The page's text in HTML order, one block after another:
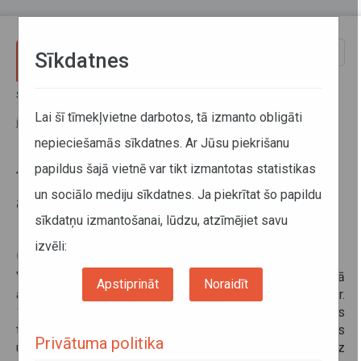
Sākums
jūlija
Transportlīdzekļu pārbaudes uz
autoceļiem Gruzijā no 2025. gada
1. jūlija
01. jūlijs 2025
Valsts SIA “Autotransporta direkcija” informē, ka saskaņā
ar Gruzijas valdības 2025. gada 22. janvāra dekrētu Nr.
18 no 2025. gada 1. jūlija Gruzijā tiek ieviestas
transportlīdzekļu pārbaudes uz autoceļiem, pamatojoties
uz spēkā esošo regulējumu “Noteikumi par pārbaudēm uz
Sīkdatnes
Lai šī tīmekļvietne darbotos, tā izmanto obligāti
nepieciešamās sīkdatnes. Ar Jūsu piekrišanu
papildus šajā vietnē var tikt izmantotas statistikas
un sociālo mediju sīkdatnes. Ja piekrītat šo papildu
sīkdatņu izmantošanai, lūdzu, atzīmējiet savu
izvēli:
Apstiprināt Noraidīt
Privātuma politika